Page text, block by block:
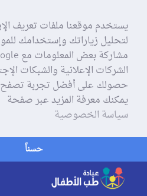
يستخدم موقعنا ملفات تعريف
لتحليل زياراتك وإستخدامك
الشركات الإعلانية والشبكات
حصولك على أفضل تجربة تصفح
يمكنك معرفة المزيد عبر صفحة
سياسة الخصوصية
حسناً